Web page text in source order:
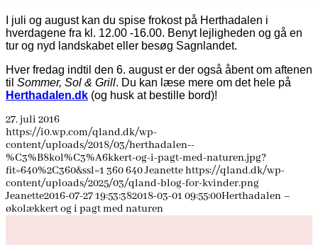
I juli og august kan du spise frokost på Herthadalen i
hverdagene fra kl. 12.00 -16.00. Benyt lejligheden og gå en
tur og nyd landskabet eller besøg Sagnlandet.
Hver fredag indtil den 6. august er der også åbent om aftenen
til Sommer, Sol & Grill. Du kan læse mere om det hele på
Herthadalen.dk (og husk at bestille bord)!
27. juli 2016
https://i0.wp.com/qland.dk/wp-
content/uploads/2018/03/herthadalen--
%C3%B8kol%C3%A6kkert-og-i-pagt-med-naturen.jpg?
fit=640%2C360&ssl=1 360640Jeanettehttps://qland.dk/wp-
content/uploads/2025/03/qland-blog-for-kvinder.png
Jeanette2016-07-27 19:53:382018-03-01 09:55:00Herthadalen –
økolækkert og i pagt med naturen